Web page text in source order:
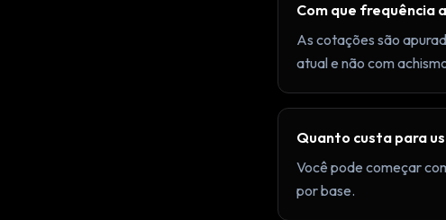
Com que frequência
As cotações são
atual e não com
Quanto custa para
Você pode começar
por base.